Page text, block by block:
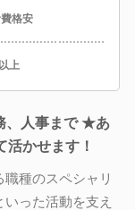
格安
上
、人事まで ★あ
かせます！
種のスペシャリ
った活動を支え